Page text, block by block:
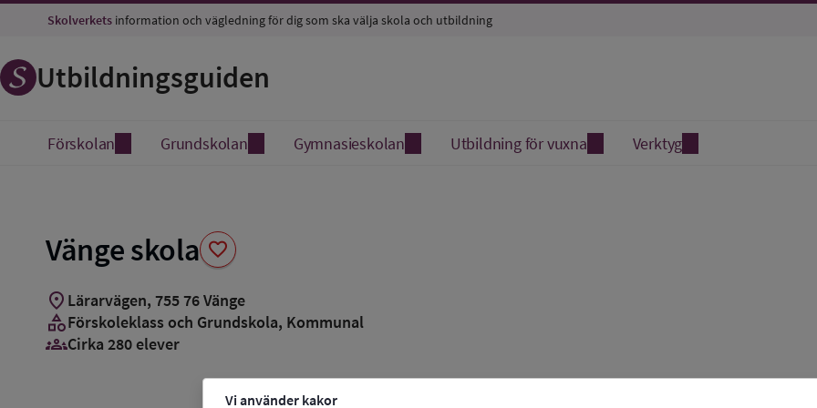
Vi använder kakor
Skolverkets information och vägledning för dig som ska välja skola och utbildning
Utbildningsguiden
Förskolan Grundskolan Gymnasieskolan Utbildning för vuxna Verktyg
Vänge skola favorite
Spara
location_on Lärarvägen, 755 76Vänge
categoryFörskoleklass och Grundskola, Kommunal
groups_3Cirka 280 elever